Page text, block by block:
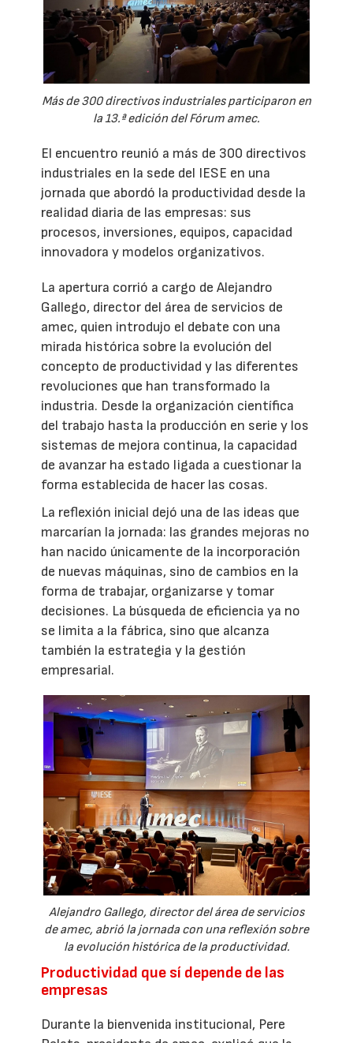
Más de 300 directivos industriales participaron en
la 13.ª edición del Fórum amec.
El encuentro reunió a más de 300 directivos
industriales en la sede del IESE en una
jornada que abordó la productividad desde la
realidad diaria de las empresas: sus
procesos, inversiones, equipos, capacidad
innovadora y modelos organizativos.
La apertura corrió a cargo de Alejandro
Gallego, director del área de servicios de
amec, quien introdujo el debate con una
mirada histórica sobre la evolución del
concepto de productividad y las diferentes
revoluciones que han transformado la
industria. Desde la organización científica
del trabajo hasta la producción en serie y los
sistemas de mejora continua, la capacidad
de avanzar ha estado ligada a cuestionar la
forma establecida de hacer las cosas.
La reflexión inicial dejó una de las ideas que
marcarían la jornada: las grandes mejoras no
han nacido únicamente de la incorporación
de nuevas máquinas, sino de cambios en la
forma de trabajar, organizarse y tomar
decisiones. La búsqueda de eficiencia ya no
se limita a la fábrica, sino que alcanza
también la estrategia y la gestión
empresarial.
Alejandro Gallego, director del área de servicios
de amec, abrió la jornada con una reflexión sobre
la evolución histórica de la productividad.
Productividad que sí depende de las
empresas
Durante la bienvenida institucional, Pere